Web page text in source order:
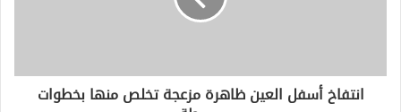
ر
انتفاخ أسفل العين ظاهرة مزعجة تخلص منها بخطوات